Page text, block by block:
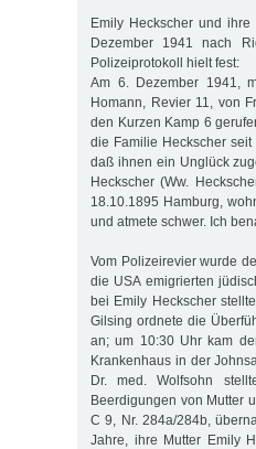
Emily Heckscher und
Dezember 1941 nach
Polizeiprotokoll hielt fest:
Am 6. Dezember 1941,
Homann, Revier 11, von
den Kurzen Kamp 6
die Familie Heckscher
daß ihnen ein Unglück
Heckscher (Ww.
18.10.1895 Hamburg,
und atmete schwer. Ich
Vom Polizeirevier wurde
die USA emigrierten
bei Emily Heckscher
Gilsing ordnete die
an; um 10:30 Uhr kam
Krankenhaus in der
Dr. med. Wolfsohn
Beerdigungen von Mutter
C 9, Nr. 284a/284b,
Jahre, ihre Mutter Emily